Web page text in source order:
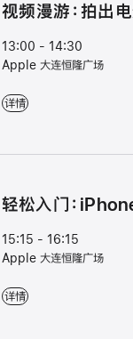
视⁠频漫⁠游⁠：拍⁠出
13:00 - 14:30
Apple 大连恒隆广场
视⁠频漫⁠游⁠：拍⁠出电⁠影⁠级
详情
轻松入门：
15:15 - 16:15
Apple 大连恒隆广场
轻松入门：iPhone -
详情